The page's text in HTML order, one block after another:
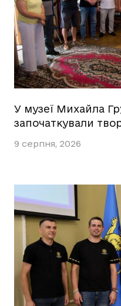
У музеї Михайла
започаткували
9 серпня, 2026